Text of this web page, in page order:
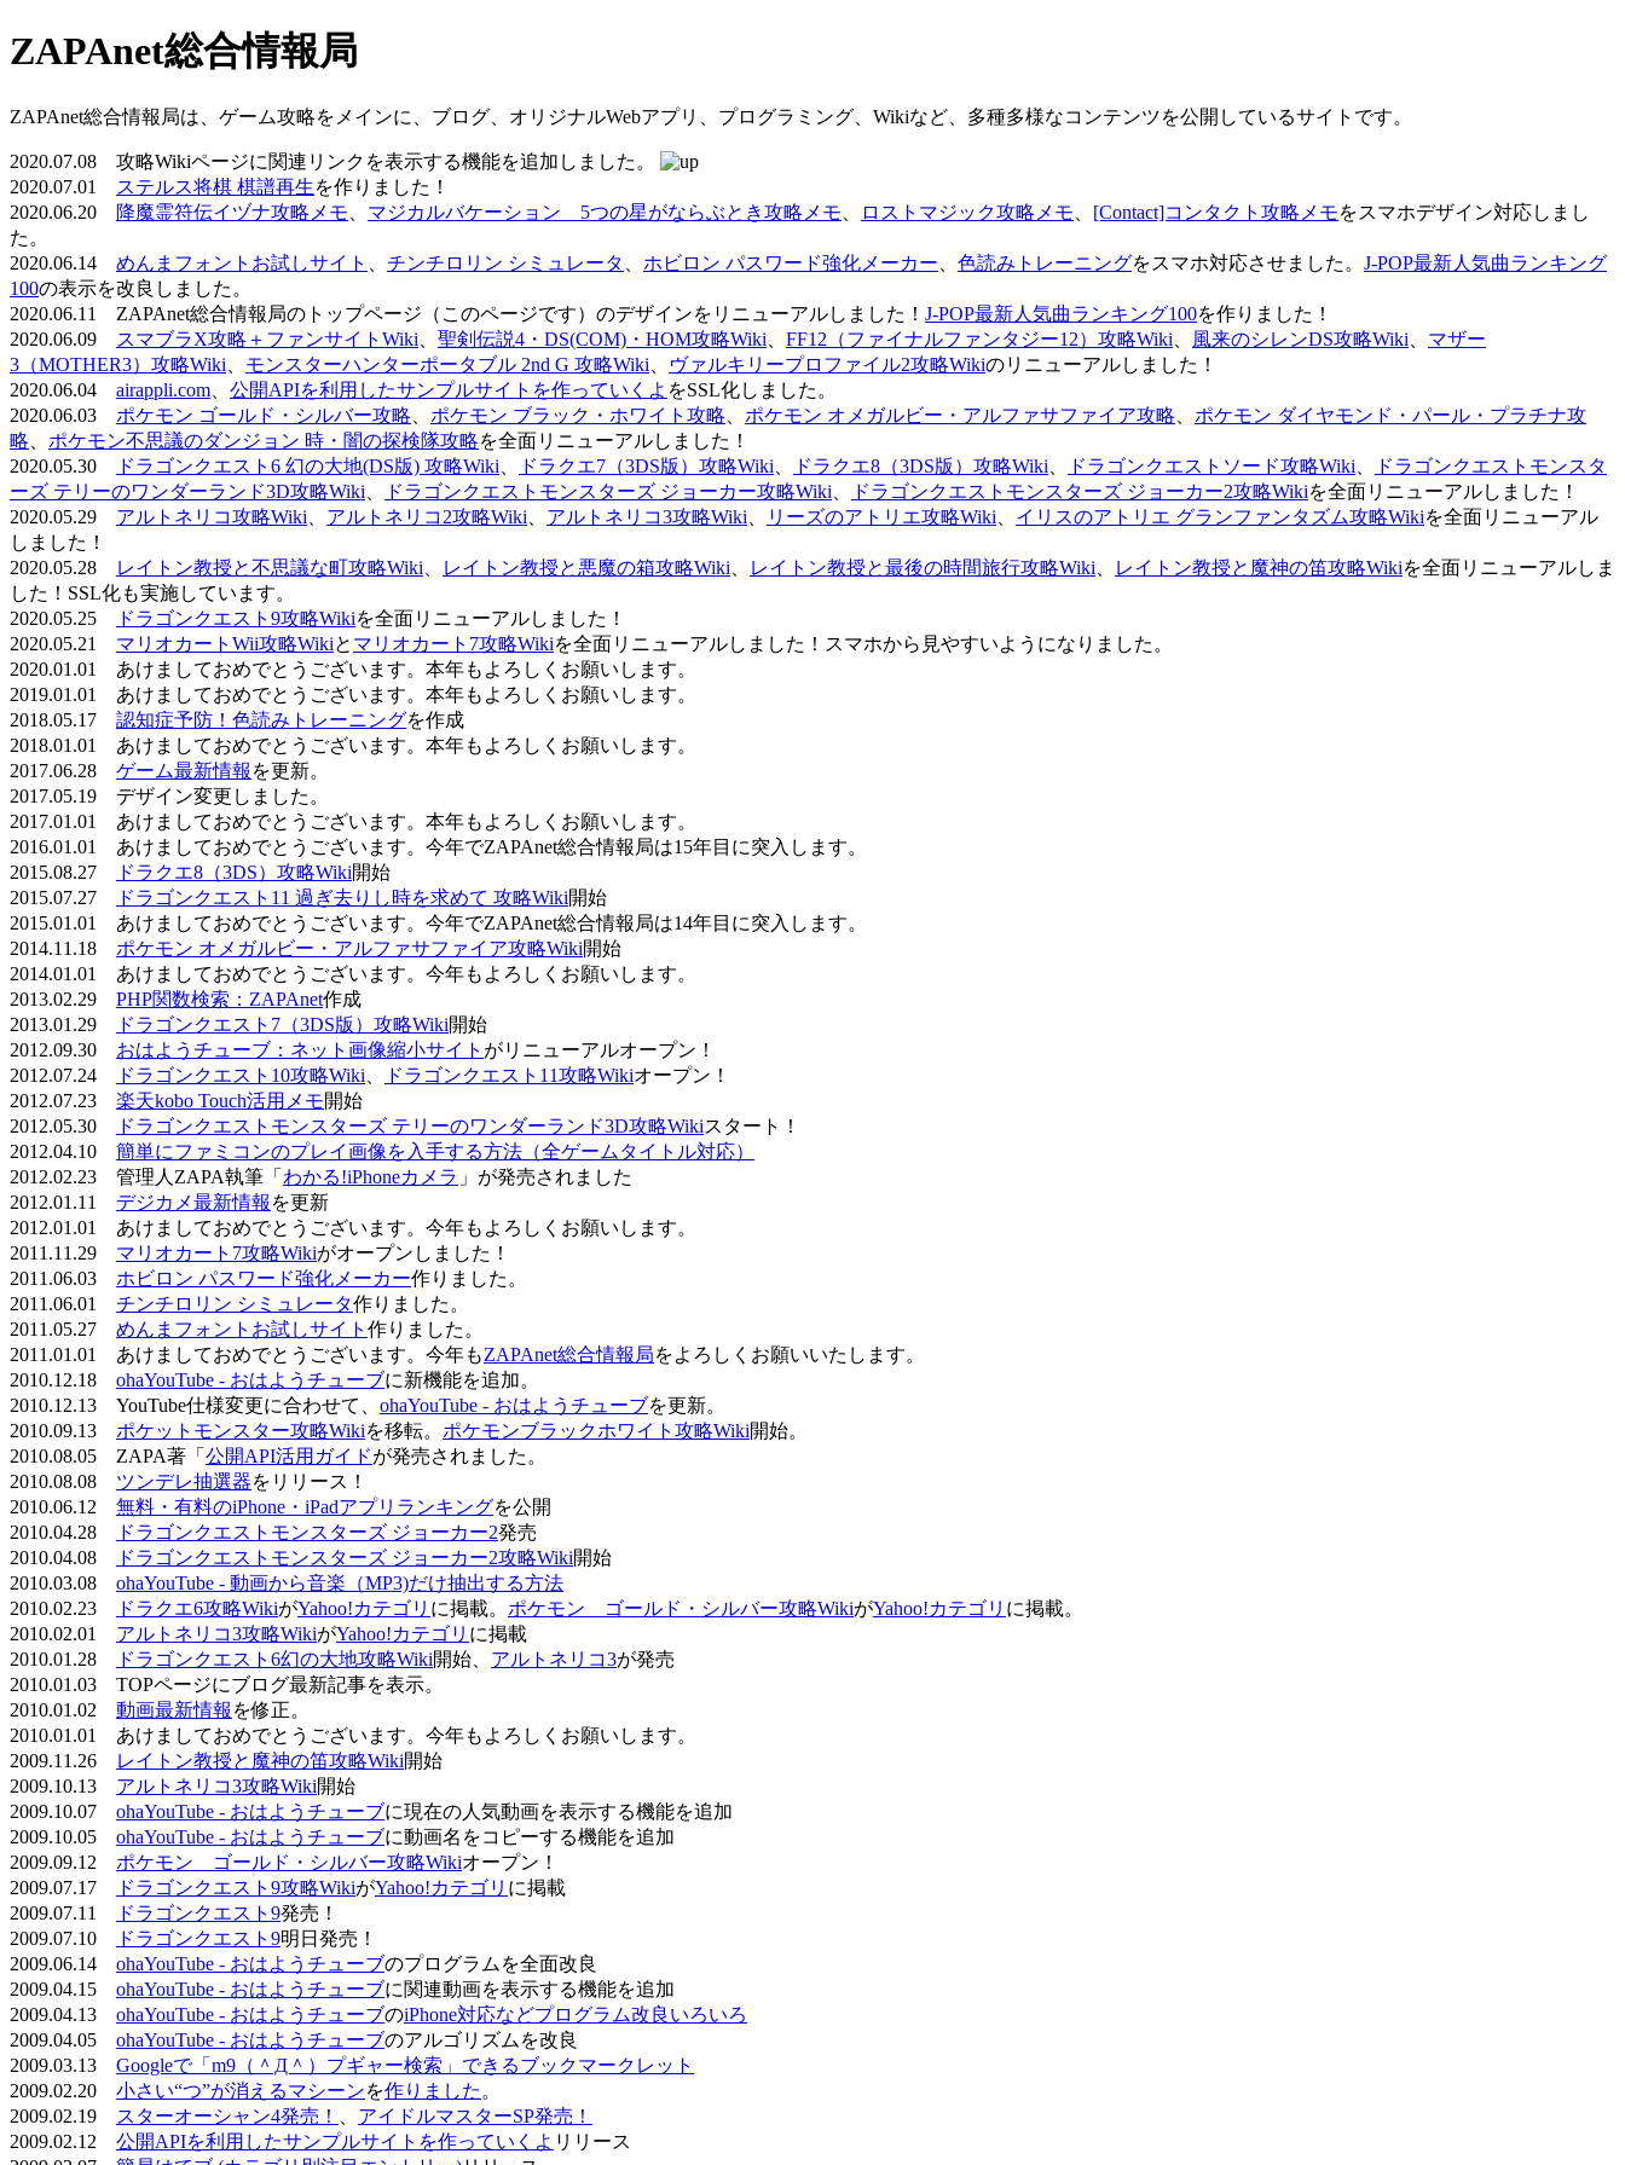
ZAPAnet総合情報局
ZAPAnet総合情報局は、ゲーム攻略をメインに、ブログ、オリジナルWebアプリ、プログラミング、Wikiなど、多種多様なコンテンツを公開しているサイトです。
2020.07.08 攻略Wikiページに関連リンクを表示する機能を追加しました。
2020.07.01
ステルス将棋 棋譜再生を作りました！
2020.06.20
降魔霊符伝イヅナ攻略メモ マジカルバケーション 5つの星がならぶとき攻略メモ ロストマジック攻略メモ [Contact]コンタクト攻略メモをスマホデザイン対応しまし
た。
2020.06.14 めんまフォントお試しサイト チンチロリン シミュレータ ホビロン パスワード強化メーカー 色読みトレーニングをスマホ対応させました。 J-POP最新人気曲ランキング
100の表示を改良しました。
2020.06.11 ZAPAnet総合情報局のトップページ（このページです）のデザインをリニューアルしました！ J-POP最新人気曲ランキング100を作りました！
2020.06.09
スマブラX攻略＋ファンサイトWiki 聖剣伝説4・DS(COM)・HOM攻略Wiki FF12（ファイナルファンタジー12）攻略Wiki 風来のシレンDS攻略Wiki
マザー
3（MOTHER3）攻略Wiki
モンスターハンターポータブル 2nd G 攻略Wiki ヴァルキリープロファイル2攻略Wikiのリニューアルしました！
2020.06.04 airappli.com 公開APIを利用したサンプルサイトを作っていくよ をSSL化しました。
2020.06.03 ポケモン ゴールド・シルバー攻略 ポケモン ブラック・ホワイト攻略 ポケモン オメガルビー・アルファサファイア攻略
ポケモン ダイヤモンド・パール・プラチナ攻
略
ポケモン不思議のダンジョン 時・闇の探検隊攻略を全面リニューアルしました！
2020.05.30
ドラゴンクエスト6 幻の大地(DS版) 攻略Wiki ドラクエ7（3DS版）攻略Wiki ドラクエ8（3DS版）攻略Wiki ドラゴンクエストソード攻略Wiki
ドラゴンクエストモンスタ
ーズ テリーのワンダーランド3D攻略Wiki
ドラゴンクエストモンスターズ ジョーカー攻略Wiki ドラゴンクエストモンスターズ ジョーカー2攻略Wikiを全面リニューアルしました！
2020.05.29 アルトネリコ攻略Wiki アルトネリコ2攻略Wiki アルトネリコ3攻略Wiki リーズのアトリエ攻略Wiki イリスのアトリエ グランファンタズム攻略Wikiを全面リニューアル
しました！
2020.05.28
レイトン教授と不思議な町攻略Wiki レイトン教授と悪魔の箱攻略Wiki レイトン教授と最後の時間旅行攻略Wiki レイトン教授と魔神の笛攻略Wikiを全面リニューアルしま
した！SSL化も実施しています。
2020.05.25
ドラゴンクエスト9攻略Wikiを全面リニューアルしました！
2020.05.21 マリオカートWii攻略Wikiと マリオカート7攻略Wikiを全面リニューアルしました！スマホから見やすいようになりました。
2020.01.01 あけましておめでとうございます。本年もよろしくお願いします。
2019.01.01 あけましておめでとうございます。本年もよろしくお願いします。
2018.05.17 認知症予防！色読みトレーニングを作成
2018.01.01 あけましておめでとうございます。本年もよろしくお願いします。
2017.06.28 ゲーム最新情報 を更新。
2017.05.19 デザイン変更しました。
2017.01.01 あけましておめでとうございます。本年もよろしくお願いします。
2016.01.01 あけましておめでとうございます。今年でZAPAnet総合情報局は15年目に突入します。
2015.08.27
ドラクエ8（3DS）攻略Wiki開始
2015.07.27
ドラゴンクエスト11 過ぎ去りし時を求めて 攻略Wiki開始
2015.01.01 あけましておめでとうございます。今年でZAPAnet総合情報局は14年目に突入します。
2014.11.18 ポケモン オメガルビー・アルファサファイア攻略Wiki開始
2014.01.01 あけましておめでとうございます。今年もよろしくお願いします。
2013.02.29 PHP関数検索：ZAPAnet作成
2013.01.29
ドラゴンクエスト7（3DS版）攻略Wiki開始
2012.09.30 おはようチューブ：ネット画像縮小サイト がリニューアルオープン！
2012.07.24
ドラゴンクエスト10攻略Wiki ドラゴンクエスト11攻略Wikiオープン！
2012.07.23 楽天kobo Touch活用メモ開始
2012.05.30
ドラゴンクエストモンスターズ テリーのワンダーランド3D攻略Wikiスタート！
2012.04.10 簡単にファミコンのプレイ画像を入手する方法（全ゲームタイトル対応）
2012.02.23 管理人ZAPA執筆「 わかる!iPhoneカメラ 」が発売されました
2012.01.11 デジカメ最新情報 を更新
2012.01.01 あけましておめでとうございます。今年もよろしくお願いします。
2011.11.29 マリオカート7攻略Wikiがオープンしました！
2011.06.03 ホビロン パスワード強化メーカー作りました。
2011.06.01 チンチロリン シミュレータ作りました。
2011.05.27 めんまフォントお試しサイト 作りました。
2011.01.01 あけましておめでとうございます。今年もZAPAnet総合情報局をよろしくお願いいたします。
2010.12.18 ohaYouTube - おはようチューブに新機能を追加。
2010.12.13 YouTube仕様変更に合わせて、 ohaYouTube - おはようチューブを更新。
2010.09.13 ポケットモンスター攻略Wikiを移転。 ポケモンブラックホワイト攻略Wiki開始。
2010.08.05 ZAPA著「 公開API活用ガイドが発売されました。
2010.08.08 ツンデレ抽選器をリリース！
2010.06.12 無料・有料のiPhone・iPadアプリランキングを公開
2010.04.28
ドラゴンクエストモンスターズ ジョーカー2発売
2010.04.08
ドラゴンクエストモンスターズ ジョーカー2攻略Wiki開始
2010.03.08 ohaYouTube - 動画から音楽（MP3)だけ抽出する方法
2010.02.23
ドラクエ6攻略WikiがYahoo!カテゴリ に掲載。 ポケモン ゴールド・シルバー攻略WikiがYahoo!カテゴリ に掲載。
2010.02.01 アルトネリコ3攻略WikiがYahoo!カテゴリ に掲載
2010.01.28
ドラゴンクエスト6幻の大地攻略Wiki開始、 アルトネリコ3が発売
2010.01.03 TOPページにブログ最新記事を表示。
2010.01.02 動画最新情報 を修正。
2010.01.01 あけましておめでとうございます。今年もよろしくお願いします。
2009.11.26
レイトン教授と魔神の笛攻略Wiki開始
2009.10.13 アルトネリコ3攻略Wiki開始
2009.10.07 ohaYouTube - おはようチューブに現在の人気動画を表示する機能を追加
2009.10.05 ohaYouTube - おはようチューブに動画名をコピーする機能を追加
2009.09.12 ポケモン ゴールド・シルバー攻略Wikiオープン！
2009.07.17
ドラゴンクエスト9攻略WikiがYahoo!カテゴリ に掲載
2009.07.11
ドラゴンクエスト9発売！
2009.07.10
ドラゴンクエスト9明日発売！
2009.06.14 ohaYouTube - おはようチューブのプログラムを全面改良
2009.04.15 ohaYouTube - おはようチューブに関連動画を表示する機能を追加
2009.04.13 ohaYouTube - おはようチューブのiPhone対応などプログラム改良いろいろ
2009.04.05 ohaYouTube - おはようチューブのアルゴリズムを改良
2009.03.13 Googleで「m9（＾Д＾）プギャー検索」できるブックマークレット
2009.02.20 小さい“つ”が消えるマシーンを作りました 。
2009.02.19
スターオーシャン4発売！
アイドルマスターSP発売！
2009.02.12 公開APIを利用したサンプルサイトを作っていくよ リリース